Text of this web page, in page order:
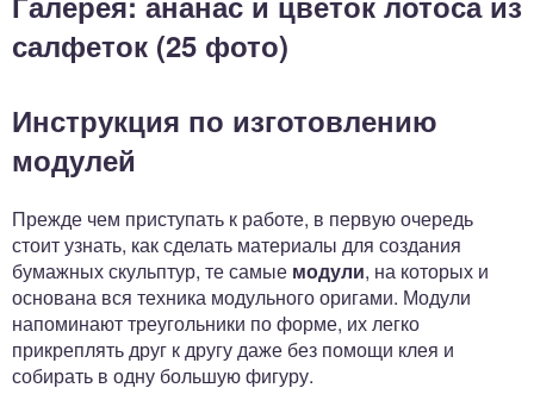
салфеток (25 фото)
Инструкция по изготовлению
модулей
Прежде чем приступать к работе, в первую очередь
стоит узнать, как сделать материалы для создания
бумажных скульптур, те самые модули, на которых и
основана вся техника модульного оригами. Модули
напоминают треугольники по форме, их легко
прикреплять друг к другу даже без помощи клея и
собирать в одну большую фигуру.